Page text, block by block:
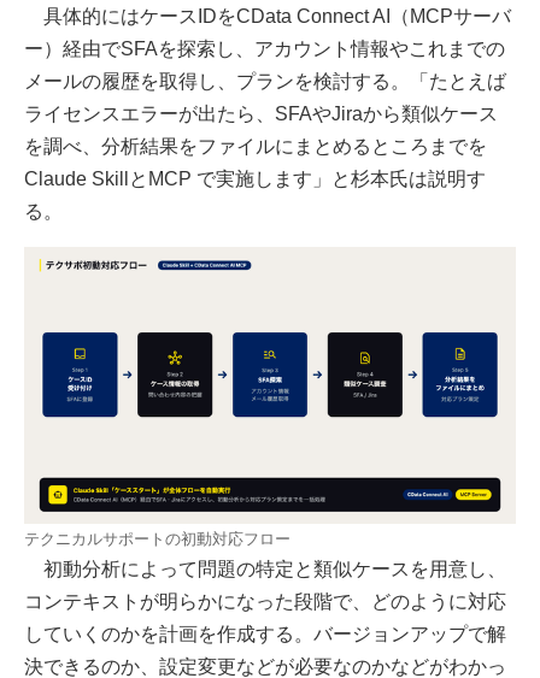
具体的にはケースIDをCData Connect AI（MCPサーバ
ー）経由でSFAを探索し、アカウント情報やこれまでの
メールの履歴を取得し、プランを検討する。「たとえば
ライセンスエラーが出たら、SFAやJiraから類似ケース
を調べ、分析結果をファイルにまとめるところまでを
Claude SkillとMCP で実施します」と杉本氏は説明す
る。
テクニカルサポートの初動対応フロー
初動分析によって問題の特定と類似ケースを用意し、
コンテキストが明らかになった段階で、どのように対応
していくのかを計画を作成する。バージョンアップで解
決できるのか、設定変更などが必要なのかなどがわかっ